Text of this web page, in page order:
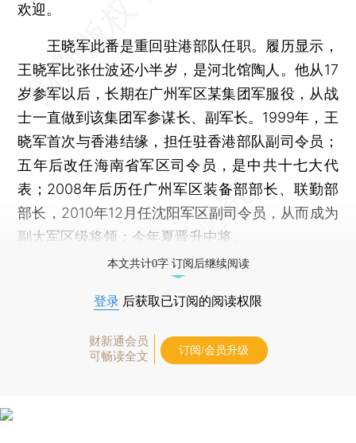
欢迎。
王晓军此番是重回驻港部队任职。履历显示，
王晓军比张仕波还小半岁，是河北馆陶人。他从17
岁参军以后，长期在广州军区某集团军服役，从战
士一直做到该集团军参谋长、副军长。1999年，王
晓军首次与香港结缘，担任驻香港部队副司令员；
五年后改任海南省军区司令员，是中共十七大代
表；2008年后历任广州军区装备部部长、联勤部
部长，2010年12月任沈阳军区副司令员，从而成为
副大军区级将领；今年夏晋升中将。
本文共计0字 订阅后继续阅读
登录 后获取已订阅的阅读权限
财新通会员
可畅读全文
订阅/会员升级